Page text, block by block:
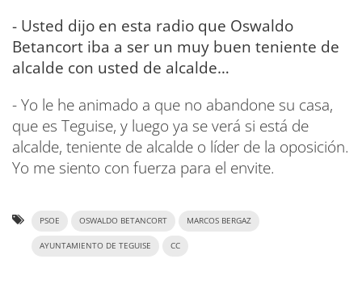
- Usted dijo en esta radio que Oswaldo
Betancort iba a ser un muy buen teniente de
alcalde con usted de alcalde…
- Yo le he animado a que no abandone su casa,
que es Teguise, y luego ya se verá si está de
alcalde, teniente de alcalde o líder de la oposición.
Yo me siento con fuerza para el envite.
PSOE OSWALDO BETANCORT MARCOS BERGAZ
AYUNTAMIENTO DE TEGUISE CC